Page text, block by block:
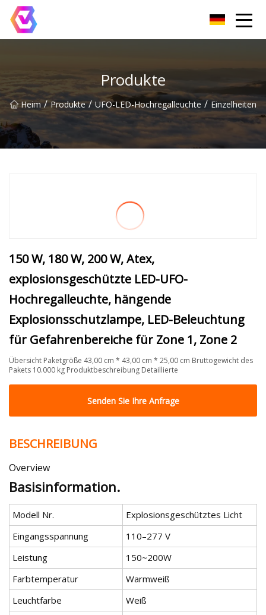
Produkte
Heim / Produkte / UFO-LED-Hochregalleuchte / Einzelheiten
150 W, 180 W, 200 W, Atex,
explosionsgeschützte LED-UFO-
Hochregalleuchte, hängende
Explosionsschutzlampe, LED-Beleuchtung
für Gefahrenbereiche für Zone 1, Zone 2
Übersicht Paketgröße 43,00 cm * 43,00 cm * 25,00 cm Bruttogewicht des
Pakets 10.000 kg Produktbeschreibung Detaillierte
Senden Sie Ihre Anfrage
BESCHREIBUNG
Overview
Basisinformation.
Modell Nr.
Explosionsgeschütztes Licht
Eingangsspannung
110–277 V
Leistung
150~200W
Farbtemperatur
Warmweiß
Leuchtfarbe
Weiß